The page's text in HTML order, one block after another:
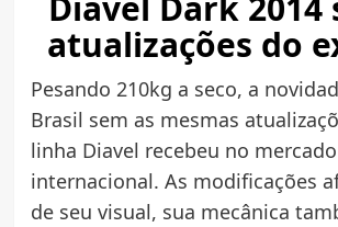
atualizações do
Pesando 210kg a seco, a
Brasil sem as mesmas
linha Diavel recebeu no mercado
internacional. As modificações
de seu visual, sua mecânica